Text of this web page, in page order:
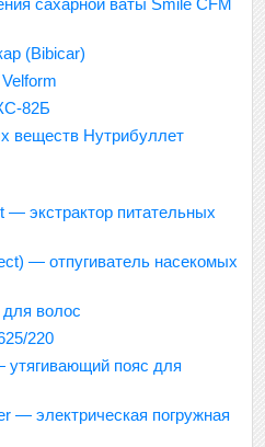
сахарной ваты Smile CFM
(Bibicar)
82Б
веществ Нутрибуллет
— экстрактор питательных
— отпугиватель насекомых
волос
220
пояс для
— электрическая погружная